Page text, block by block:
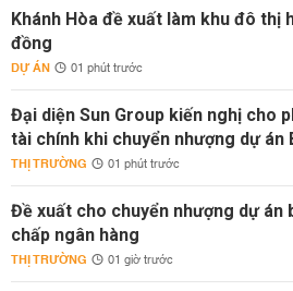
Khánh Hòa đề xuất làm khu đô thị
đồng
DỰ ÁN 01 phút trước
Đại diện Sun Group kiến nghị cho
tài chính khi chuyển nhượng dự án
THỊ TRƯỜNG 01 phút trước
Đề xuất cho chuyển nhượng dự án
chấp ngân hàng
THỊ TRƯỜNG 01 giờ trước